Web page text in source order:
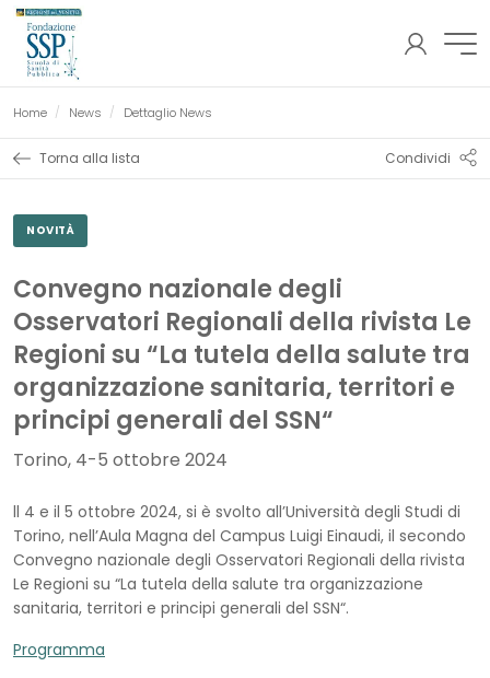
AREA
Home News Pagina corrente:
Dettaglio News
Torna alla lista Condividi
NOVITÀ
Convegno nazionale degli
Osservatori Regionali della rivista Le
Regioni su “La tutela della salute tra
organizzazione sanitaria, territori e
principi generali del SSN“
Torino, 4-5 ottobre 2024
ll 4 e il 5 ottobre 2024, si è svolto all’Università degli Studi di
Torino, nell’Aula Magna del Campus Luigi Einaudi, il secondo
Convegno nazionale degli Osservatori Regionali della rivista
Le Regioni su “La tutela della salute tra organizzazione
sanitaria, territori e principi generali del SSN“.
Programma